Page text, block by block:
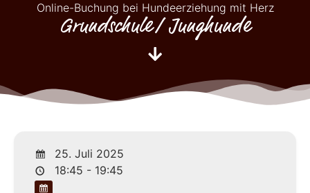
Online-Buchung bei Hundeerziehung mit Herz
Grundschule/ Junghunde
25. Juli 2025
18:45 - 19:45